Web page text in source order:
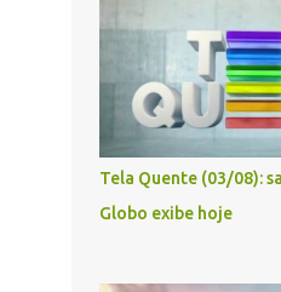
Tela Quente (03/08):
Globo exibe hoje